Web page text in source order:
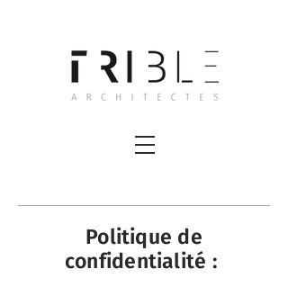
Politique de
confidentialité :